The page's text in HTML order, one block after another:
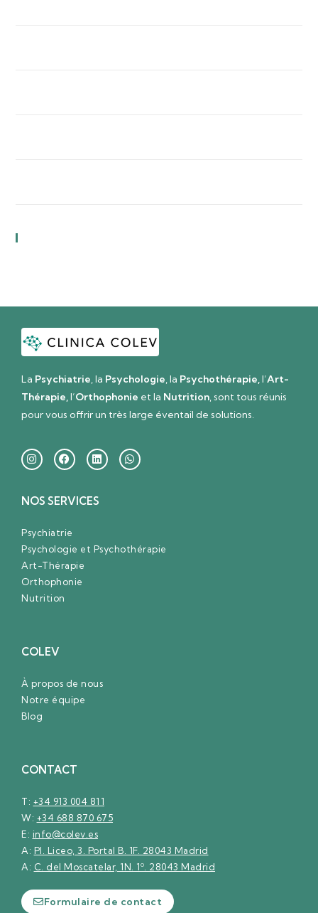
La Psychiatrie, la Psychologie, la Psychothérapie,l’Art-
Thérapie,l’Orthophonie et la Nutrition, sont tous réunis
pour vous offrir un très large éventail de solutions.
NOS SERVICES
Psychiatrie
Psychologie et Psychothérapie
Art-Thérapie
Orthophonie
Nutrition
COLEV
À propos de nous
Notre équipe
Blog
CONTACT
T: +34 913 004 811
W: +34 688 870 675
E: info@colev.es
A: Pl. Liceo, 3. Portal B. 1F. 28043 Madrid
A: C. del Moscatelar, 1N. 1º. 28043 Madrid
Formulaire de contact